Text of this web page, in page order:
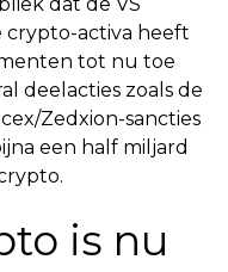
crypto-activa heeft
tot nu toe
deelacties zoals de
Zedxion-sancties
een half miljard
is nu